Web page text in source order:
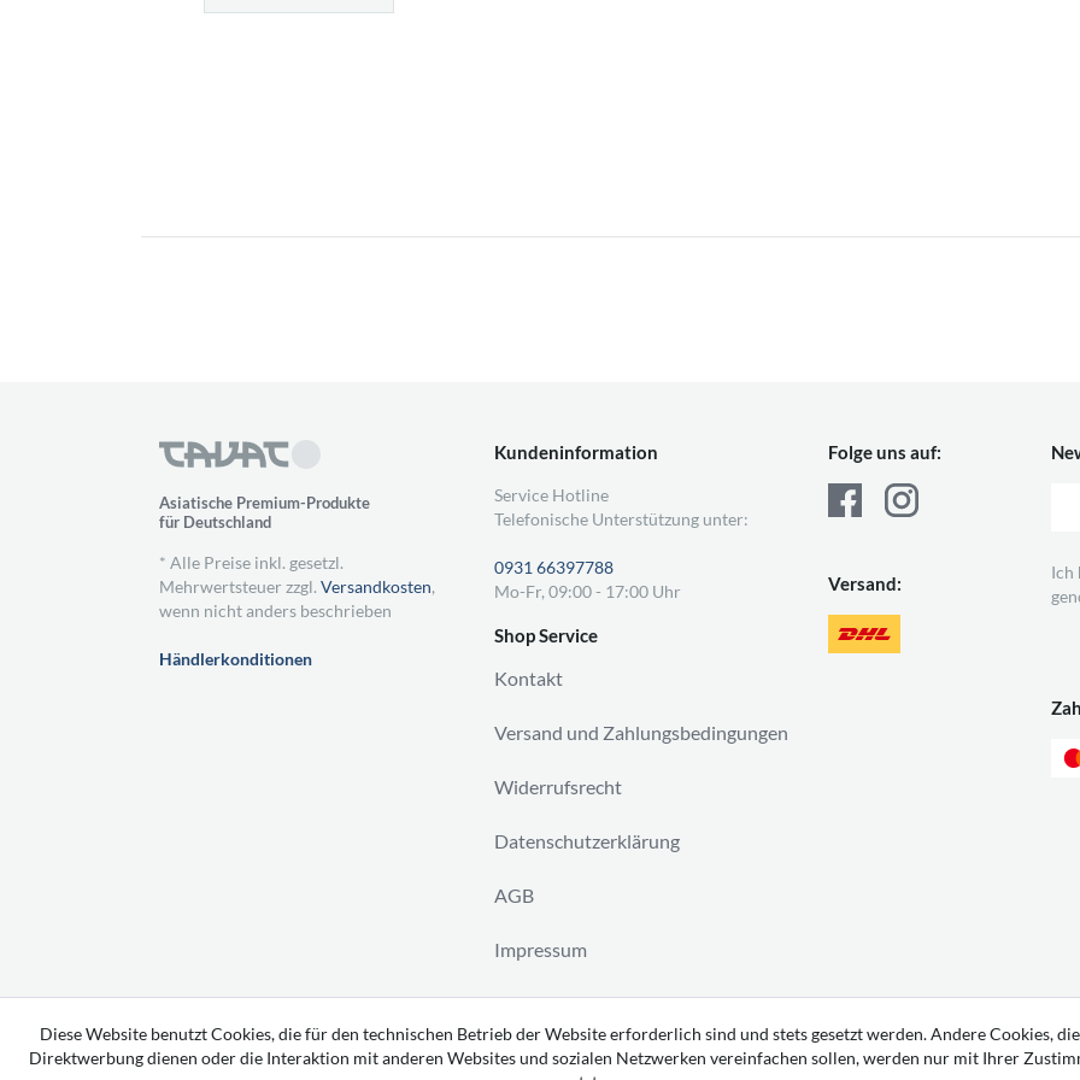
Asiatische Premium-Produkte
für Deutschland
* Alle Preise inkl. gesetzl.
Mehrwertsteuer zzgl. Versandkosten,
wenn nicht anders beschrieben
Händlerkonditionen
Kundeninformation
Service Hotline
Telefonische Unterstützung unter:
0931 66397788
Mo-Fr, 09:00 - 17:00 Uhr
Shop Service
Kontakt
Versand und Zahlungsbedingungen
Widerrufsrecht
Datenschutzerklärung
AGB
Impressum
Vertrag widerrufen
Folge uns auf:
Versand:
Ich
Diese Website benutzt Cookies, die für den technischen Betrieb der Website erforderlich sind und stets gesetzt werden. Andere Cookies,
Direktwerbung dienen oder die Interaktion mit anderen Websites und sozialen Netzwerken vereinfachen sollen, werden nur mit Ihrer